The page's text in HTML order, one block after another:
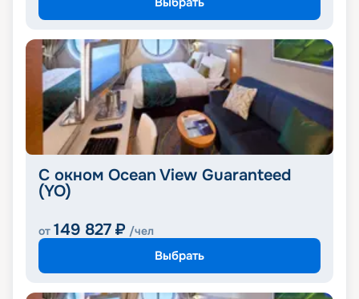
С окном Ocean View Guaranteed
(YO)
от 149 827 ₽ /чел
Выбрать